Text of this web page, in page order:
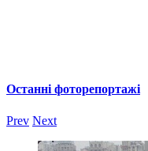
Останні фоторепортажі
Prev Next